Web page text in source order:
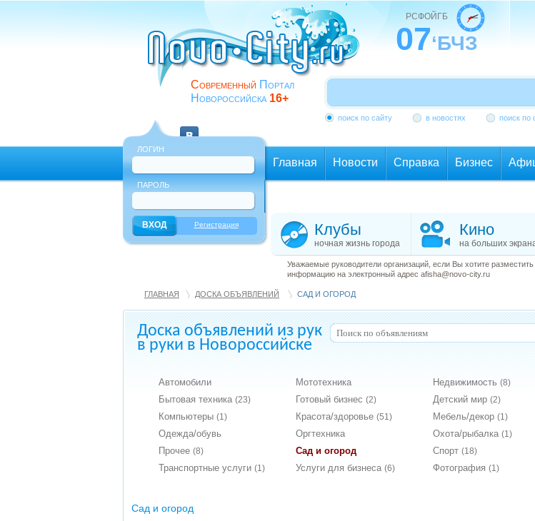
Современный Портал
Новороссийска 16+
РСФОЙГБ
07‘БЧЗ
поиск по сайту в новостях
поиск по
ЛОГИН
ПАРОЛЬ
Регистрация
Главная Новости Справка Бизнес
Клубы
ночная жизнь города
Кино
на больших
Уважаемые руководители организаций, если Вы хотите
информацию на электронный адрес afisha@novo-city.ru
ГЛАВНАЯ ДОСКА ОБЪЯВЛЕНИЙ САД И ОГОРОД
Доска объявлений из рук
в руки в Новороссийске
Автомобили Мототехника Недвижимость (8)
Бытовая техника (23) Готовый бизнес (2) Детский мир (2)
Компьютеры (1) Красота/здоровье (51) Мебель/декор (1)
Одежда/обувь Оргтехника Охота/рыбалка (1)
Прочее (8) Сад и огород Спорт (18)
Транспортные услуги (1) Услуги для бизнеса (6) Фотография (1)
Сад и огород